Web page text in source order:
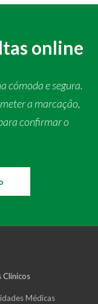
online
cómoda e segura.
a marcação,
confirmar o
Clínicos
Médicas